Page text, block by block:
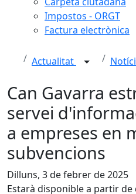
Impostos - ORGT
Factura electrònica
Actualitat
Can Gavarra
servei
a empreses en
subvencions
Dilluns, 3 de febrer de 2025
Estarà disponible a partir